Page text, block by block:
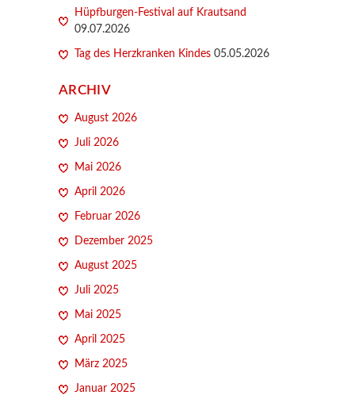
Hüpfburgen-Festival auf Krautsand
09.07.2026
Tag des Herzkranken Kindes 05.05.2026
ARCHIV
August 2026
Juli 2026
Mai 2026
April 2026
Februar 2026
Dezember 2025
August 2025
Juli 2025
Mai 2025
April 2025
März 2025
Januar 2025